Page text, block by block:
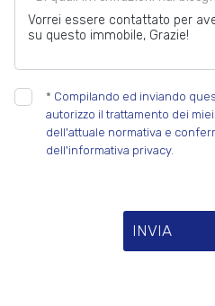
* Compilando ed inviando
autorizzo il trattamento dei
dell'attuale normativa e
dell'informativa privacy.
INVIA
Lusso